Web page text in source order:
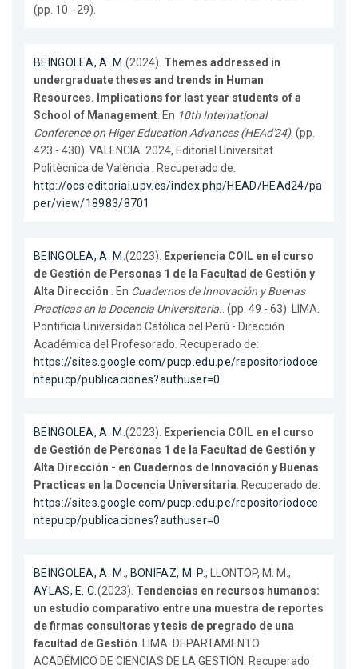
(pp. 10 - 29).
BEINGOLEA, A. M.(2024). Themes addressed in
undergraduate theses and trends in Human
Resources. Implications for last year students of a
School of Management. En 10th International
Conference on Higer Education Advances (HEAd'24). (pp.
423 - 430). VALENCIA. 2024, Editorial Universitat
Politècnica de València . Recuperado de:
http://ocs.editorial.upv.es/index.php/HEAD/HEAd24/pa
per/view/18983/8701
BEINGOLEA, A. M.(2023). Experiencia COIL en el curso
de Gestión de Personas 1 de la Facultad de Gestión y
Alta Dirección . En Cuadernos de Innovación y Buenas
Practicas en la Docencia Universitaria.. (pp. 49 - 63). LIMA.
Pontificia Universidad Católica del Perú - Dirección
Académica del Profesorado. Recuperado de:
https://sites.google.com/pucp.edu.pe/repositoriodoce
ntepucp/publicaciones?authuser=0
BEINGOLEA, A. M.(2023). Experiencia COIL en el curso
de Gestión de Personas 1 de la Facultad de Gestión y
Alta Dirección - en Cuadernos de Innovación y Buenas
Practicas en la Docencia Universitaria. Recuperado de:
https://sites.google.com/pucp.edu.pe/repositoriodoce
ntepucp/publicaciones?authuser=0
BEINGOLEA, A. M.; BONIFAZ, M. P.; LLONTOP, M. M.;
AYLAS, E. C.(2023). Tendencias en recursos humanos:
un estudio comparativo entre una muestra de reportes
de firmas consultoras y tesis de pregrado de una
facultad de Gestión. LIMA. DEPARTAMENTO
ACADÉMICO DE CIENCIAS DE LA GESTIÓN. Recuperado